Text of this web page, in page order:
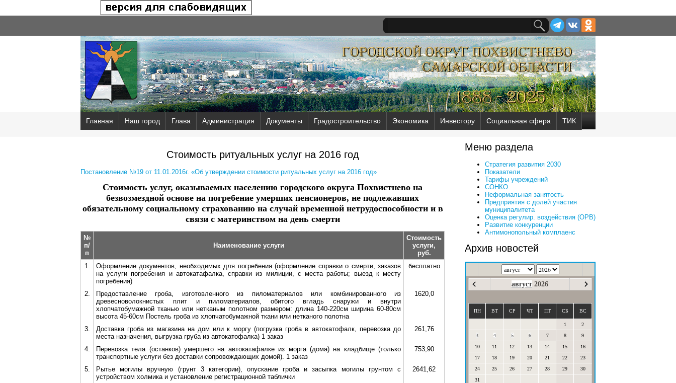
Главная Наш город Глава Администрация Документы Градостроительство Экономика Инвестору Социальная сфера ТИК
Стоимость ритуальных услуг на 2016 год
Постановление №19 от 11.01.2016г. «Об утверждении стоимости ритуальных услуг на 2016 год»
Стоимость услуг, оказываемых населению городского округа Похвистнево на
безвозмездной основе на погребение умерших пенсионеров, не подлежавших
обязательному социальному страхованию на случай временной нетрудоспособности и в
связи с материнством на день смерти
№
п/
п
Наименование услуги
Стоимость
услуги,
руб.
1.
Оформление документов, необходимых для погребения (оформление справки о смерти, заказов
на услуги погребения и автокатафалка, справки из милиции, с места работы; выезд к месту
погребения)
бесплатно
2. Предоставление гроба, изготовленного из пиломатериалов или
комбинированного из
древесноволокнистых плит и пиломатериалов, обитого вгладь снаружи и внутри
хлопчатобумажной тканью или нетканым полотном размером: длина 140-220см ширина 60-80см
высота 45-60см Постель гроба из хлопчатобумажной ткани или нетканого полотна
1620,0
3.
Доставка гроба из магазина на дом или к моргу (погрузка гроба в автокатофалк, перевозка до
места назначения, выгрузка груба из автокатофалка) 1 заказ
261,76
4.
Перевозка тела (останков) умершего на автокатафалке из морга (дома) на кладбище (только
транспортные услуги без доставки сопровождающих домой). 1 заказ
753,90
5.
Рытье могилы вручную (грунт 3 категории), опускание гроба и засыпка могилы грунтом с
устройством холмика и установление регистрационной таблички
2641,62
Меню раздела
Стратегия развития 2030
Показатели
Тарифы учреждений
СОНКО
Неформальная занятость
Предприятия с долей участия
муниципалитета
Оценка регулир. воздействия (ОРВ)
Развитие конкуренции
Антимонопольный комплаенс
Архив новостей
август 2026
ПН ВТ СР ЧТ ПТ СБ ВС
1
2
3
4 5 6 7 8
9
10
11 12 13 14 15
16
17
18 19 20 21 22
23
24
25 26 27 28 29
30
31